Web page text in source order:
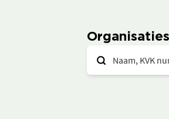
Organisaties